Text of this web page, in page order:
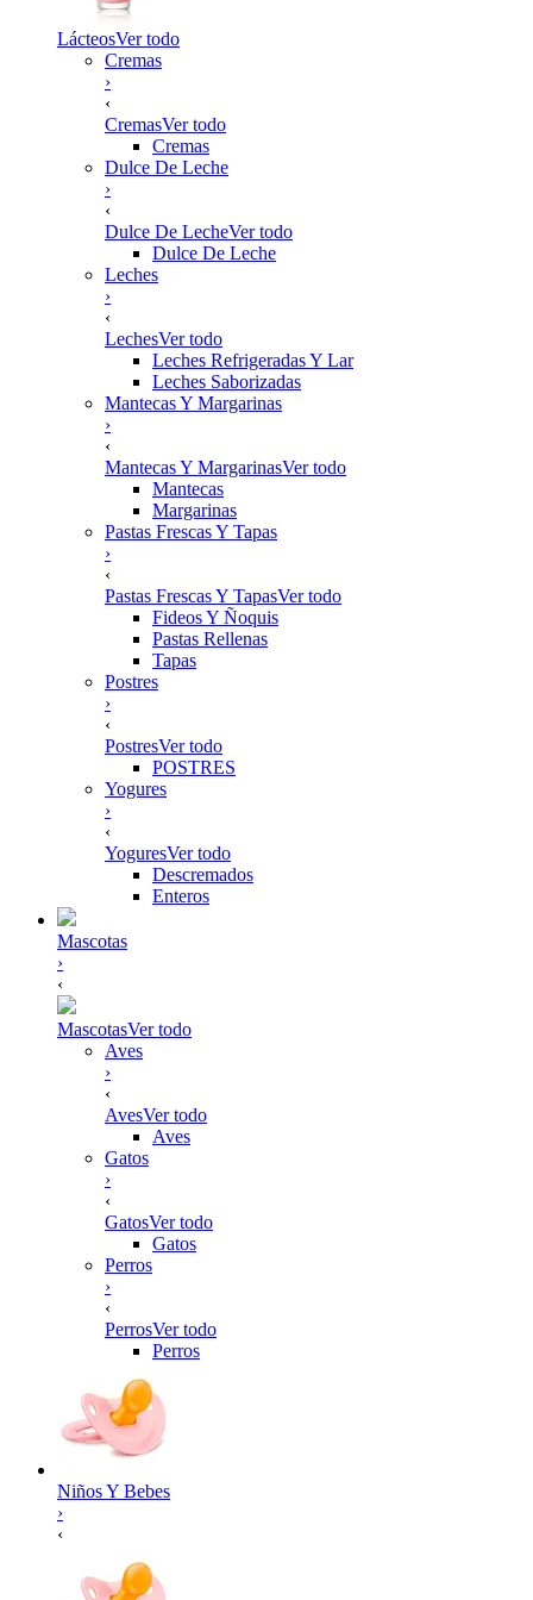
LácteosVer todo
Cremas
›
‹
CremasVer todo
Cremas
Dulce De Leche
›
‹
Dulce De LecheVer todo
Dulce De Leche
Leches
›
‹
LechesVer todo
Leches Refrigeradas Y Lar
Leches Saborizadas
Mantecas Y Margarinas
›
‹
Mantecas Y MargarinasVer todo
Mantecas
Margarinas
Pastas Frescas Y Tapas
›
‹
Pastas Frescas Y TapasVer todo
Fideos Y Ñoquis
Pastas Rellenas
Tapas
Postres
›
‹
PostresVer todo
POSTRES
Yogures
›
‹
YoguresVer todo
Descremados
Enteros
Mascotas
›
‹
MascotasVer todo
Aves
›
‹
AvesVer todo
Aves
Gatos
›
‹
GatosVer todo
Gatos
Perros
›
‹
PerrosVer todo
Perros
Niños Y Bebes
›
‹